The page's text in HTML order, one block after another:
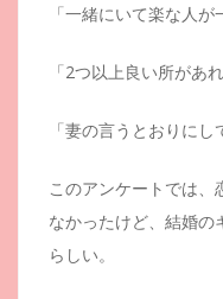
「一緒にいて楽な人が
「2つ以上良い所があ
「妻の言うとおりにし
このアンケートでは
なかったけど、結婚の
らしい。